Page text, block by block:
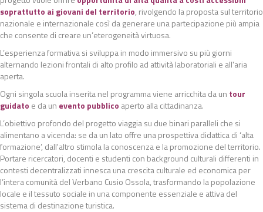
soprattutto ai giovani del territorio, rivolgendo la proposta sul territorio
nazionale e internazionale così da generare una partecipazione più ampia
che consente di creare un’eterogeneità virtuosa.
L’esperienza formativa si sviluppa in modo immersivo su più giorni
alternando lezioni frontali di alto profilo ad attività laboratoriali e all'aria
aperta.
Ogni singola scuola inserita nel programma viene arricchita da un tour
guidato e da un evento pubblico aperto alla cittadinanza.
L’obiettivo profondo del progetto viaggia su due binari paralleli che si
alimentano a vicenda: se da un lato offre una prospettiva didattica di ‘alta
formazione’, dall'altro stimola la conoscenza e la promozione del territorio.
Portare ricercatori, docenti e studenti con background culturali differenti in
contesti decentralizzati innesca una crescita culturale ed economica per
l’intera comunità del Verbano Cusio Ossola, trasformando la popolazione
locale e il tessuto sociale in una componente essenziale e attiva del
sistema di destinazione turistica.